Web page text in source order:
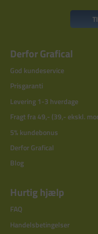
Derfor Grafical
God kundeservice
Prisgaranti
Levering 1-3 hverdage
Fragt fra 49,- (39,- ekskl.
5% kundebonus
Derfor Grafical
Blog
Hurtig hjælp
FAQ
Handelsbetingelser